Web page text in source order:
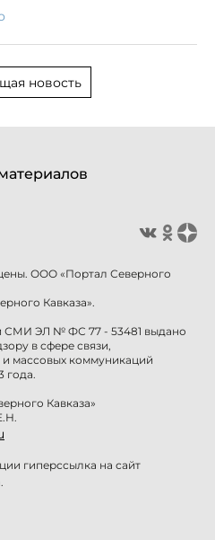
новость
ООО «Портал Северного
Кавказа».
СМИ ЭЛ № ФС 77 - 53481 выдано
в сфере связи,
массовых коммуникаций
года.
Кавказа»
гиперссылка на сайт